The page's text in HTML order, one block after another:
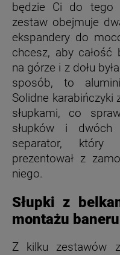
będzie Ci do tego
zestaw obejmuje
ekspandery do
chcesz, aby całość
na górze i z dołu
sposób, to
Solidne karabińczyki
słupkami, co
słupków i dwóch
separator, który
prezentował z
niego.
Słupki z
montażu
Z kilku zestawów